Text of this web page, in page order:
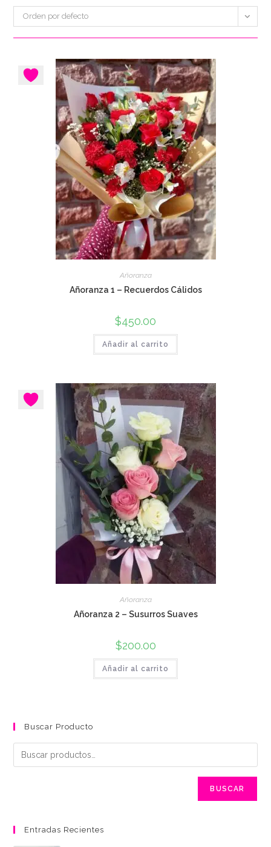
Orden por defecto
Añoranza
Añoranza 1 – Recuerdos Cálidos
$450.00
Añadir al carrito
Añoranza
Añoranza 2 – Susurros Suaves
$200.00
Añadir al carrito
Buscar Producto
BUSCAR
Entradas Recientes